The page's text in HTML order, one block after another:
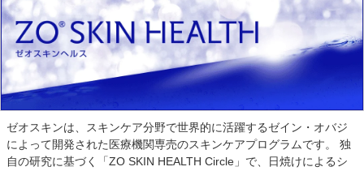
ゼオスキンは、スキンケア分野で世界的に活躍するゼイン・オバジ
によって開発された医療機関専売のスキンケアプログラムです。 独
自の研究に基づく「ZO SKIN HEALTH Circle」で、日焼けによるシ